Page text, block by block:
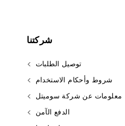
شركتنا
توصيل الطلبات
شروط وأحكام الاستخدام
معلومات عن شركة سوميتل
الدفع الآمن